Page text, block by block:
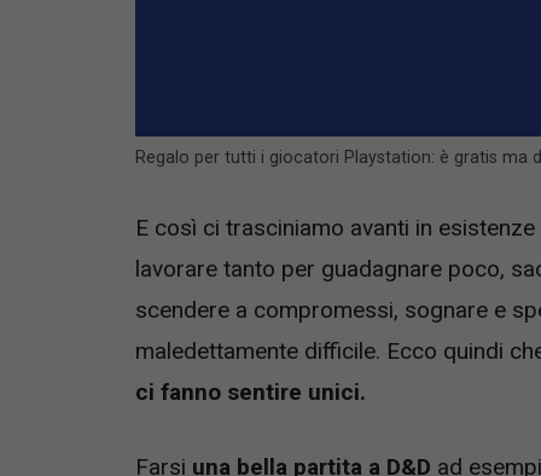
Regalo per tutti i giocatori Playstation: è gratis ma
E così ci trasciniamo avanti in
lavorare tanto per guadagnare poco,
scendere a compromessi, sognare e
maledettamente difficile. Ecco quindi
ci fanno sentire unici.
Farsi una bella partita a D&D ad